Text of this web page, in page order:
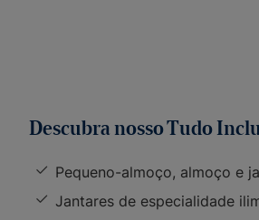
Descubra nosso Tudo
Pequeno-almoço, almoço e
Jantares de especialidade